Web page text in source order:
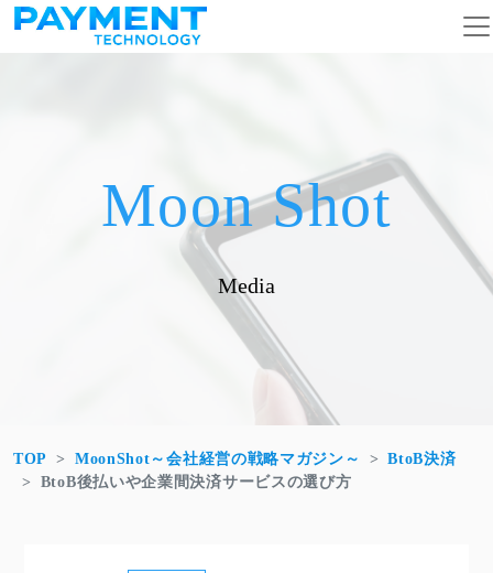
コンテンツへスキップ
メインナビゲーション
Moon Shot
Media
TOP MoonShot～会社経営の戦略マガジン～
BtoB決済
BtoB後払いや企業間決済サービスの選び方